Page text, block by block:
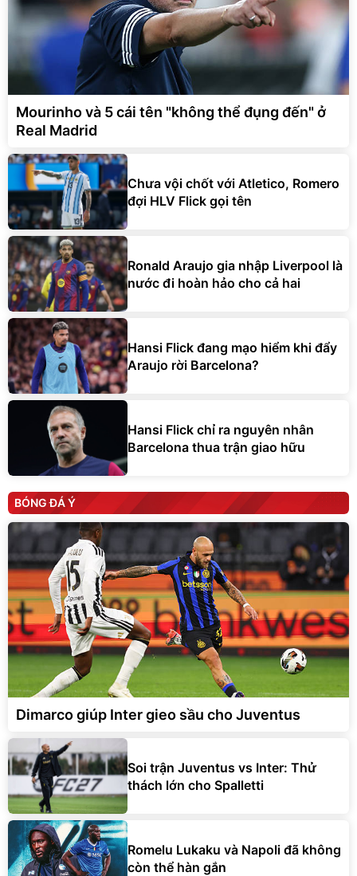
Mourinho và 5 cái tên "không thể đụng đến" ở
Real Madrid
Chưa vội chốt với Atletico, Romero
đợi HLV Flick gọi tên
Ronald Araujo gia nhập Liverpool là
nước đi hoàn hảo cho cả hai
Hansi Flick đang mạo hiểm khi đẩy
Araujo rời Barcelona?
Hansi Flick chỉ ra nguyên nhân
Barcelona thua trận giao hữu
BÓNG ĐÁ Ý
Dimarco giúp Inter gieo sầu cho Juventus
Soi trận Juventus vs Inter: Thử
thách lớn cho Spalletti
Romelu Lukaku và Napoli đã không
còn thể hàn gắn